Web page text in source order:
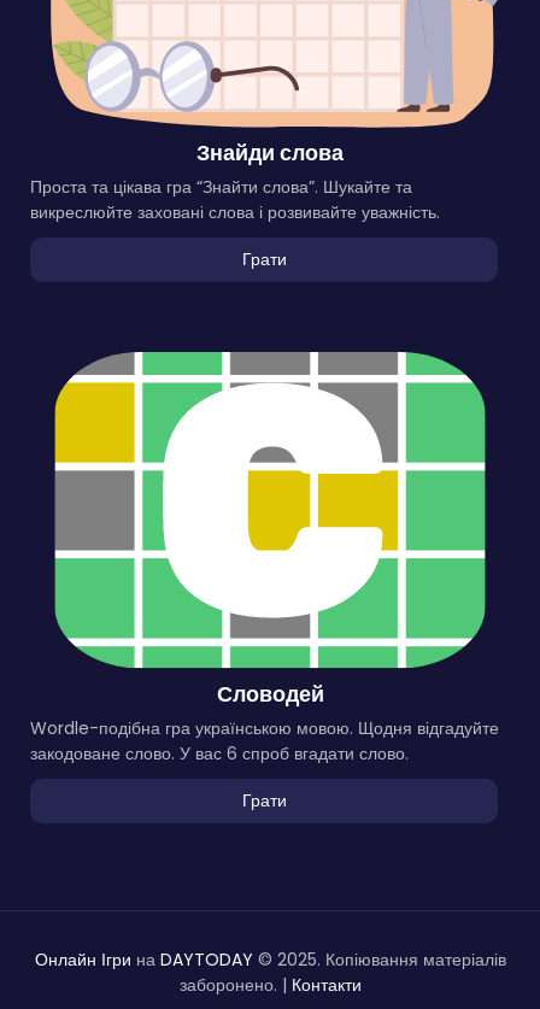
Знайди слова
Проста та цікава гра “Знайти слова”. Шукайте та
викреслюйте заховані слова і розвивайте уважність.
Грати
Словодей
Wordle-подібна гра українською мовою. Щодня відгадуйте
закодоване слово. У вас 6 спроб вгадати слово.
Грати
Онлайн Ігри на DAYTODAY © 2025. Копіювання матеріалів
заборонено. | Контакти